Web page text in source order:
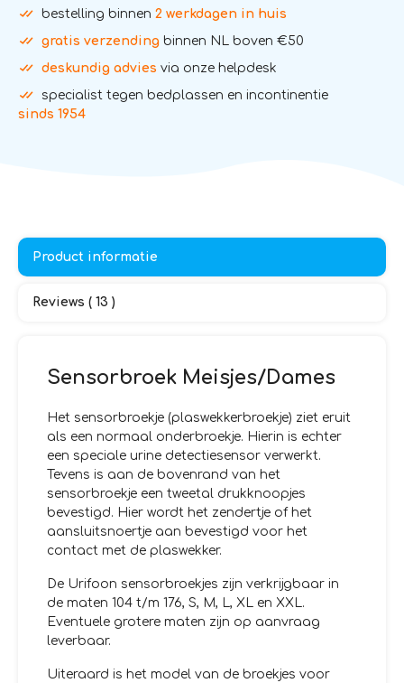
bestelling binnen 2 werkdagen in huis
gratis verzending binnen NL boven €50
deskundig advies via onze helpdesk
specialist tegen bedplassen en incontinentie
sinds 1954
Product informatie
Reviews ( 13 )
Sensorbroek Meisjes/Dames
Het sensorbroekje (plaswekkerbroekje) ziet eruit
als een normaal onderbroekje. Hierin is echter
een speciale urine detectiesensor verwerkt.
Tevens is aan de bovenrand van het
sensorbroekje een tweetal drukknoopjes
bevestigd. Hier wordt het zendertje of het
aansluitsnoertje aan bevestigd voor het
contact met de plaswekker.
De Urifoon sensorbroekjes zijn verkrijgbaar in
de maten 104 t/m 176, S, M, L, XL en XXL.
Eventuele grotere maten zijn op aanvraag
leverbaar.
Uiteraard is het model van de broekjes voor